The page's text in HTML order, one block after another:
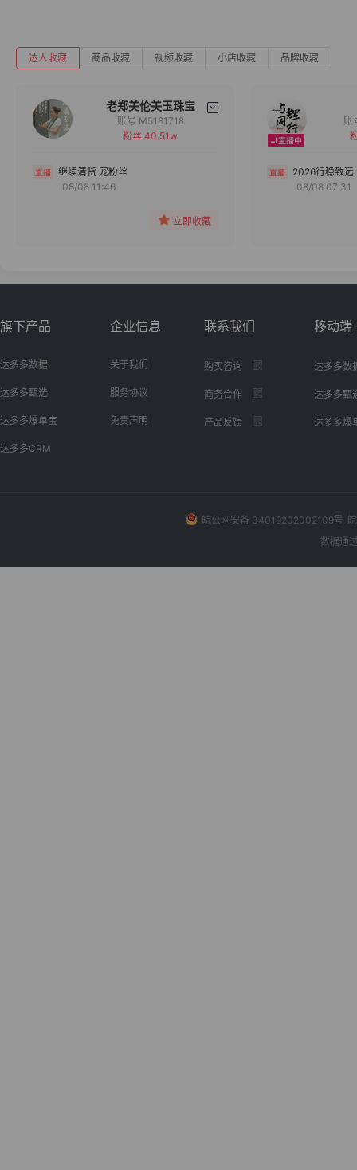
达人收藏 商品收藏 视频收藏 小店收藏 品牌收藏
老郑美伦美玉珠宝
备注
账号 M5181718
粉丝 40.51w
继续清货 宠粉丝
08/08 11:46
立即收藏
2026行稳致远
08/08 07:31
旗下产品
达多多数据
达多多甄选
达多多爆单宝
达多多CRM
企业信息
关于我们
服务协议
免责声明
联系我们
购买咨询
商务合作
产品反馈
移动端
达多多数
达多多甄
达多多爆
皖公网安备 34019202002109号
数据通